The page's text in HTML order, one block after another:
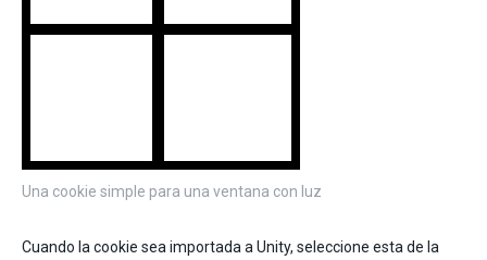
Una cookie simple para una ventana con luz
Cuando la cookie sea importada a Unity, seleccione esta de la